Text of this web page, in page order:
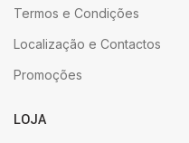
Termos e Condições
Localização e Contactos
Promoções
LOJA